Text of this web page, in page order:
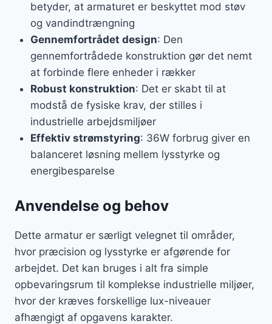
betyder, at armaturet er beskyttet mod støv
og vandindtrængning
Gennemfortrådet design: Den
gennemfortrådede konstruktion gør det nemt
at forbinde flere enheder i rækker
Robust konstruktion: Det er skabt til at
modstå de fysiske krav, der stilles i
industrielle arbejdsmiljøer
Effektiv strømstyring: 36W forbrug giver en
balanceret løsning mellem lysstyrke og
energibesparelse
Anvendelse og behov
Dette armatur er særligt velegnet til områder,
hvor præcision og lysstyrke er afgørende for
arbejdet. Det kan bruges i alt fra simple
opbevaringsrum til komplekse industrielle miljøer,
hvor der kræves forskellige lux-niveauer
afhængigt af opgavens karakter.